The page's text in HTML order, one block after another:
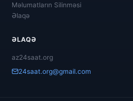
Məlumatların Silinməsi
Əlaqə
ƏLAQƏ
az24saat.org
24saat.org@gmail.com